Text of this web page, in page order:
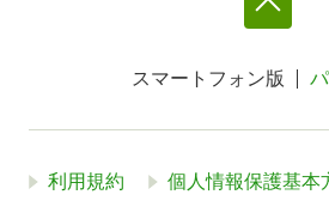
スマートフォン版
利用規約 個人情報保護基本